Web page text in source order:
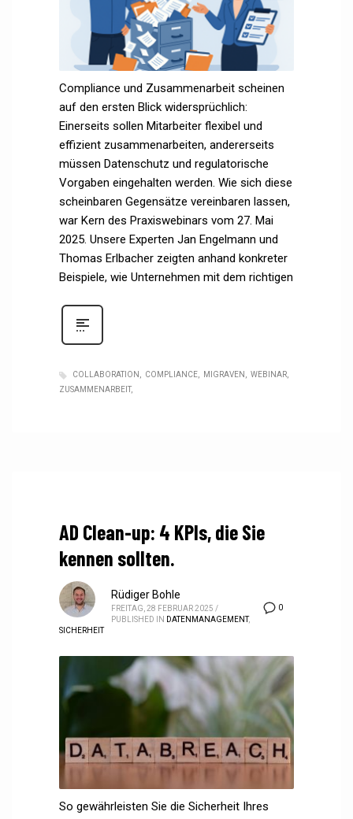
Compliance und Zusammenarbeit scheinen
auf den ersten Blick widersprüchlich:
Einerseits sollen Mitarbeiter flexibel und
effizient zusammenarbeiten, andererseits
müssen Datenschutz und regulatorische
Vorgaben eingehalten werden. Wie sich diese
scheinbaren Gegensätze vereinbaren lassen,
war Kern des Praxiswebinars vom 27. Mai
2025. Unsere Experten Jan Engelmann und
Thomas Erlbacher zeigten anhand konkreter
Beispiele, wie Unternehmen mit dem richtigen
COLLABORATION COMPLIANCE MIGRAVEN
WEBINAR
ZUSAMMENARBEIT
AD Clean-up: 4 KPIs, die Sie
kennen sollten.
0
Rüdiger Bohle
FREITAG, 28 FEBRUAR 2025 /
PUBLISHED IN DATENMANAGEMENT,
SICHERHEIT
So gewährleisten Sie die Sicherheit Ihres